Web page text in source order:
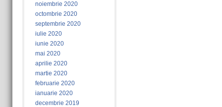
noiembrie 2020
octombrie 2020
septembrie 2020
iulie 2020
iunie 2020
mai 2020
aprilie 2020
martie 2020
februarie 2020
ianuarie 2020
decembrie 2019